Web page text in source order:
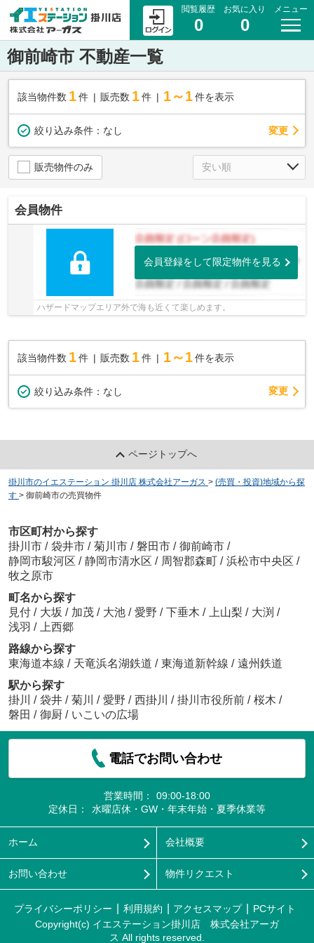
閲覧履歴
0
お気に入り
0
メニュー
御前崎市 不動産一覧
該当物件数 1件 販売数 1 件 1～1 件を表示
絞り込み条件： なし 変更
販売物件のみ
会員物件
会員登録をして限定物件を見る
ハザードマップエリア外で海も近くて楽しめます。
該当物件数 1件 販売数 1 件 1～1 件を表示
絞り込み条件： なし 変更
ページトップへ
掛川市のイエステーション 掛川店 株式会社アーガス > (売買・投資)地域から探
す > 御前崎市の売買物件
市区町村から探す
掛川市 / 袋井市 / 菊川市 / 磐田市 / 御前崎市 /
静岡市駿河区 / 静岡市清水区 / 周智郡森町 / 浜松市中央区 /
牧之原市
町名から探す
見付 / 大坂 / 加茂 / 大池 / 愛野 / 下垂木 / 上山梨 / 大渕 /
浅羽 /
上西郷
路線から探す
東海道本線 / 天竜浜名湖鉄道 / 東海道新幹線 / 遠州鉄道
駅から探す
掛川
/ 袋井 / 菊川 / 愛野 / 西掛川 / 掛川市役所前 / 桜木 /
磐田 / 御厨 / いこいの広場
電話でお問い合わせ
営業時間：
09:00-18:00
定休日：
水曜店休・GW・年末年始・夏季休業等
ホーム 会社概要
お問い合わせ 物件リクエスト
プライバシーポリシー 利用規約 アクセスマップ
PCサイト
Copyright(c) イエステーション掛川店 株式会社アーガ
ス All rights reserved.